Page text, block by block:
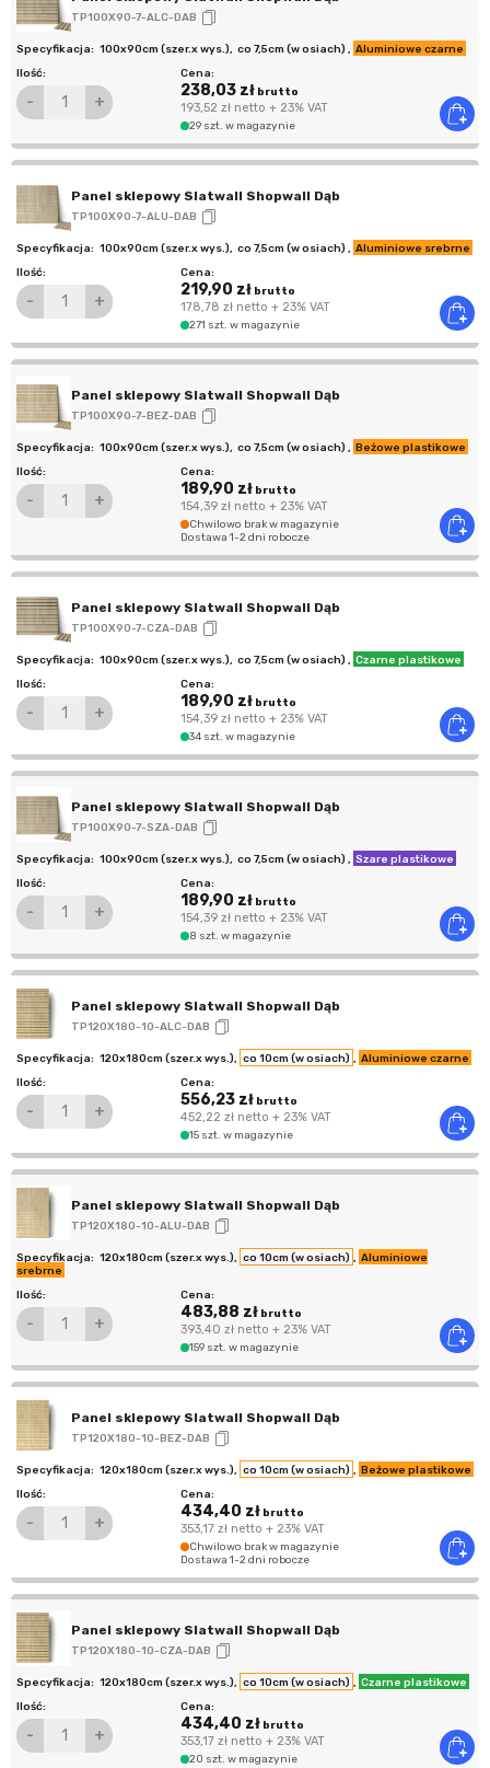
TP100X90-7-ALC-DAB
100x90cm (szer.x wys.), co 7,5cm (w osiach) , Aluminiowe czarne
- +
238,03 złbrutto
193,52 złnetto + 23% VAT
29 szt. w magazynie
Panel sklepowy Slatwall Shopwall Dąb
TP100X90-7-ALU-DAB
100x90cm (szer.x wys.), co 7,5cm (w osiach) , Aluminiowe srebrne
- +
219,90 złbrutto
178,78 złnetto + 23% VAT
271 szt. w magazynie
Panel sklepowy Slatwall Shopwall Dąb
TP100X90-7-BEZ-DAB
100x90cm (szer.x wys.), co 7,5cm (w osiach) , Beżowe plastikowe
- +
189,90 złbrutto
154,39 złnetto + 23% VAT
Chwilowo brak w magazynie
Dostawa 1-2 dni robocze
Panel sklepowy Slatwall Shopwall Dąb
TP100X90-7-CZA-DAB
100x90cm (szer.x wys.), co 7,5cm (w osiach) , Czarne plastikowe
- +
189,90 złbrutto
154,39 złnetto + 23% VAT
34 szt. w magazynie
Panel sklepowy Slatwall Shopwall Dąb
TP100X90-7-SZA-DAB
100x90cm (szer.x wys.), co 7,5cm (w osiach) , Szare plastikowe
- +
189,90 złbrutto
154,39 złnetto + 23% VAT
8 szt. w magazynie
Panel sklepowy Slatwall Shopwall Dąb
TP120X180-10-ALC-DAB
120x180cm (szer.x wys.), co 10cm (w osiach) , Aluminiowe czarne
- +
556,23 złbrutto
452,22 złnetto + 23% VAT
15 szt. w magazynie
Panel sklepowy Slatwall Shopwall Dąb
TP120X180-10-ALU-DAB
120x180cm (szer.x wys.), co 10cm (w osiach) , Aluminiowe
srebrne
- +
483,88 złbrutto
393,40 złnetto + 23% VAT
159 szt. w magazynie
Panel sklepowy Slatwall Shopwall Dąb
TP120X180-10-BEZ-DAB
120x180cm (szer.x wys.), co 10cm (w osiach) , Beżowe plastikowe
- +
434,40 złbrutto
353,17 złnetto + 23% VAT
Chwilowo brak w magazynie
Dostawa 1-2 dni robocze
Panel sklepowy Slatwall Shopwall Dąb
TP120X180-10-CZA-DAB
120x180cm (szer.x wys.), co 10cm (w osiach) , Czarne plastikowe
- +
434,40 złbrutto
353,17 złnetto + 23% VAT
20 szt. w magazynie